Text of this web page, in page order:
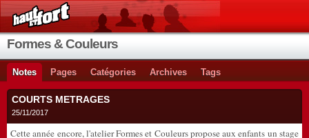
Formes & Couleurs
Notes Pages Catégories Archives Tags
COURTS METRAGES
25/11/2017
Cette année encore, l'atelier Formes et Couleurs propose aux enfants un stage